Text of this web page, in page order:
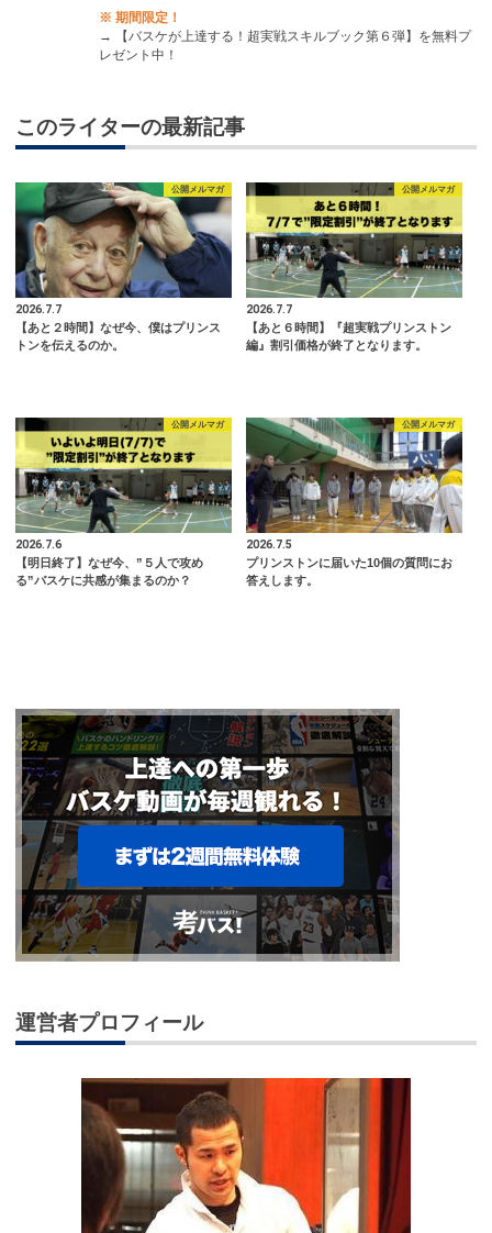
※ 期間限定！
→
【バスケが上達する！超実戦スキルブック第６弾】を無料プ
レゼント中！
このライターの最新記事
公開メルマガ
2026.7.7
【あと２時間】なぜ今、僕はプリンス
トンを伝えるのか。
公開メルマガ
2026.7.7
【あと６時間】『超実戦プリンストン
編』割引価格が終了となります。
公開メルマガ
2026.7.6
【明日終了】なぜ今、”５人で攻め
る”バスケに共感が集まるのか？
公開メルマガ
2026.7.5
プリンストンに届いた10個の質問にお
答えします。
運営者プロフィール